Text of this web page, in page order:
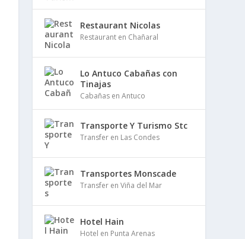
Restaurant Nicolas
Restaurant en Chañaral
Lo Antuco Cabañas con
Tinajas
Cabañas en Antuco
Transporte Y Turismo Stc
Transfer en Las Condes
Transportes Monscade
Transfer en Viña del Mar
Hotel Hain
Hotel en Punta Arenas